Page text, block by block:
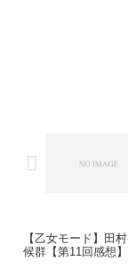
【乙女モード】田
候群【第11回感想】